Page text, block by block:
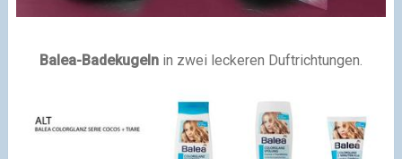
Balea-Badekugelnin zwei leckeren Duftrichtungen.